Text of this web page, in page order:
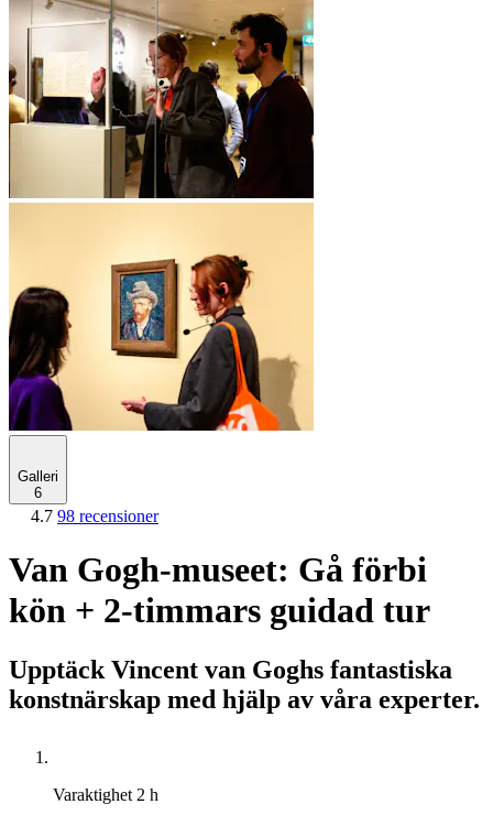
Galleri
6
4.7 98 recensioner
Van Gogh-museet: Gå förbi
kön + 2-timmars guidad tur
Upptäck Vincent van Goghs fantastiska
konstnärskap med hjälp av våra experter.
Varaktighet 2 h